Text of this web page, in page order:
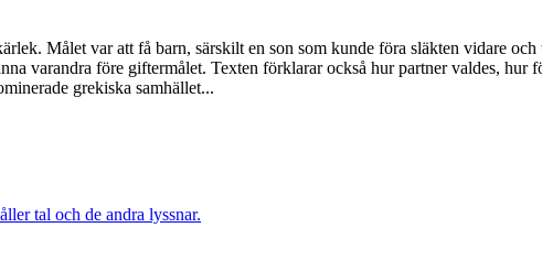
Målet var att få barn, särskilt en son som kunde föra släkten vidare
varandra före giftermålet. Texten förklarar också hur partner valdes,
grekiska samhället...